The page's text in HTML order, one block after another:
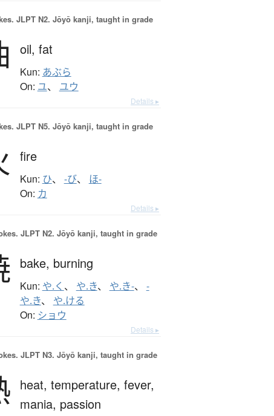
JLPT N2. Jōyō kanji, taught in grade
oil, fat
Kun: あぶら
On: ユ、 ユウ
Details ▸
JLPT N5. Jōyō kanji, taught in grade
fire
Kun: ひ、 -び、 ほ-
On: カ
Details ▸
JLPT N2. Jōyō kanji, taught in grade
bake, burning
Kun: や.く 、 や.き、 や.き-、 -
や.き、 や.ける
On: ショウ
Details ▸
JLPT N3. Jōyō kanji, taught in grade
heat, temperature, fever,
mania, passion